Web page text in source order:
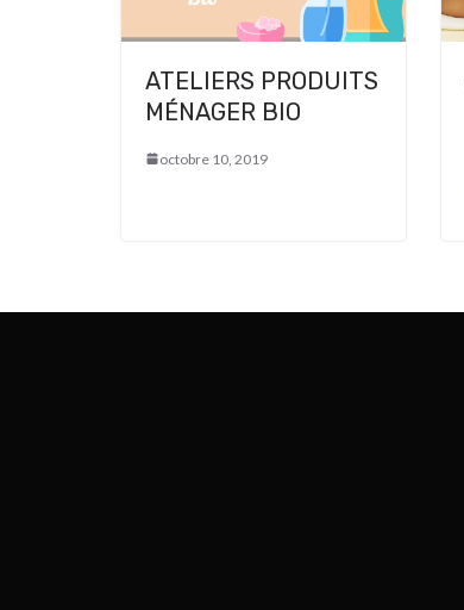
ATELIERS PRODUITS
MÉNAGER BIO
octobre 10, 2019